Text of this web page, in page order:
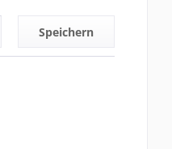
Speichern